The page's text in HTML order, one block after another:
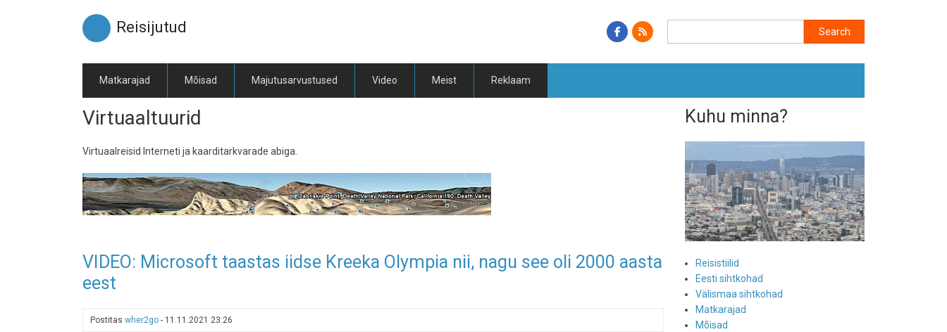
Reisijutud
Matkarajad Mõisad Majutusarvustused Video Meist Reklaam
Virtuaaltuurid
Virtuaalreisid Interneti ja kaarditarkvarade abiga.
VIDEO: Microsoft taastas iidse Kreeka Olympia nii, nagu see oli 2000 aasta
eest
Postitas wher2go - 11.11.2021 23:26
Kuhu minna?
Reisistiilid
Eesti sihtkohad
Välismaa sihtkohad
Matkarajad
Mõisad